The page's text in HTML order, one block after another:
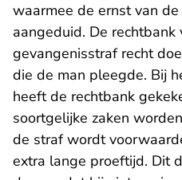
waarmee de ernst van
aangeduid. De
gevangenisstraf recht
die de man pleegde. Bij
heeft de rechtbank
soortgelijke zaken
de straf wordt
extra lange proeftijd. Dit